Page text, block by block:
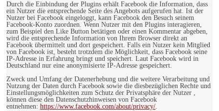
Durch die Einbindung der Plugins erhält Facebook die Information, dass
ein Nutzer die entsprechende Seite des Angebots aufgerufen hat. Ist der
Nutzer bei Facebook eingeloggt, kann Facebook den Besuch seinem
Facebook-Konto zuordnen. Wenn Nutzer mit den Plugins interagieren,
zum Beispiel den Like Button betätigen oder einen Kommentar abgeben,
wird die entsprechende Information von Ihrem Browser direkt an
Facebook übermittelt und dort gespeichert. Falls ein Nutzer kein Mitglied
von Facebook ist, besteht trotzdem die Möglichkeit, dass Facebook seine
IP-Adresse in Erfahrung bringt und speichert. Laut Facebook wird in
Deutschland nur eine anonymisierte IP-Adresse gespeichert.
Zweck und Umfang der Datenerhebung und die weitere Verarbeitung und
Nutzung der Daten durch Facebook sowie die diesbezüglichen Rechte und
Einstellungsmöglichkeiten zum Schutz der Privatsphäre der Nutzer ,
können diese den Datenschutzhinweisen von Facebook
entnehmen: https://www.facebook.com/about/privacy/.